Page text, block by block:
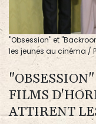
"Obsession" et
les jeunes au cinéma /
FILMS
ATTIRENT